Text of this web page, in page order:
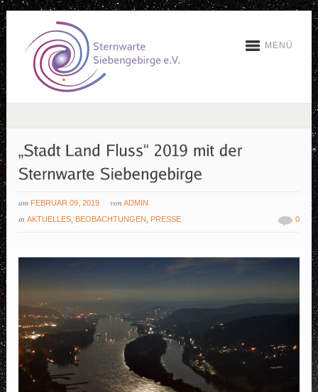
MENÜ
am FEBRUAR 09, 2019 von ADMIN
inAKTUELLES BEOBACHTUNGEN PRESSE 0